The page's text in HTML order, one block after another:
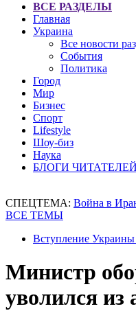
ВСЕ РАЗДЕЛЫ
Главная
Украина
Все новости
События
Политика
Город
Мир
Бизнес
Спорт
Lifestyle
Шоу-биз
Наука
БЛОГИ ЧИТАТЕЛЕЙ
СПЕЦТЕМА: Война в
ВСЕ ТЕМЫ
Вступление
Министр
уволился из